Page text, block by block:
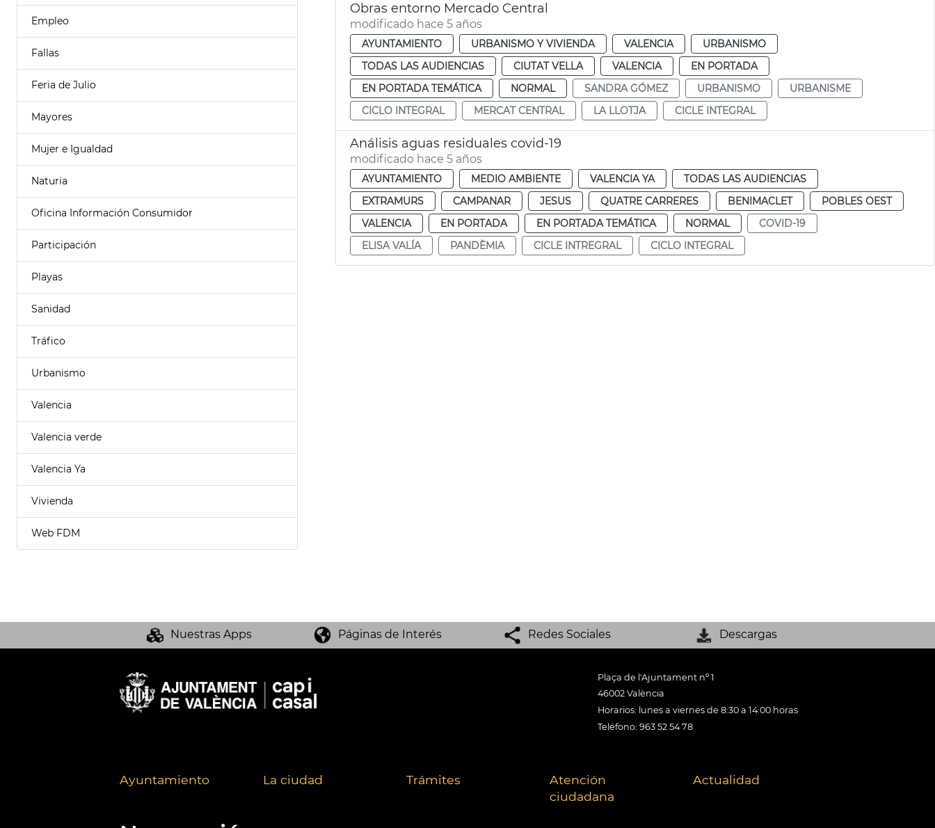
Empleo
Fallas
Feria de Julio
Mayores
Mujer e Igualdad
Naturia
Oficina Información Consumidor
Participación
Playas
Sanidad
Tráfico
Urbanismo
Valencia
Valencia verde
Valencia Ya
Vivienda
Web FDM
Obras entorno Mercado Central
modificado hace 5 años
AYUNTAMIENTO URBANISMO Y VIVIENDA VALENCIA
URBANISMO
TODAS LAS AUDIENCIAS
CIUTAT VELLA VALENCIA
EN PORTADA
EN PORTADA TEMÁTICA
NORMAL SANDRA GÓMEZ URBANISMO
URBANISME
CICLO INTEGRAL
MERCAT CENTRAL LA LLOTJA CICLE INTEGRAL
Análisis aguas residuales covid-19
modificado hace 5 años
AYUNTAMIENTO MEDIO AMBIENTE VALENCIA YA
TODAS LAS AUDIENCIAS
EXTRAMURS
CAMPANAR JESUS QUATRE CARRERES BENIMACLET
POBLES OEST
VALENCIA
EN PORTADA EN PORTADA TEMÁTICA NORMAL
COVID-19
ELISA VALÍA
PANDÈMIA CICLE INTREGRAL CICLO INTEGRAL
Nuestras Apps Páginas de Interés Redes Sociales Descargas
Plaça de l'Ajuntament nº 1
46002 València
Horarios: lunes a viernes de 8:30 a 14:00 horas
Teléfono: 963 52 54 78
Ayuntamiento La ciudad Trámites
Atención
ciudadana
Actualidad